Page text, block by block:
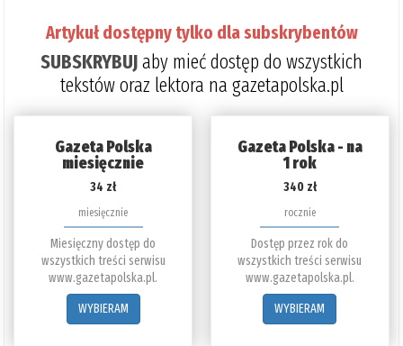
Artykuł dostępny tylko dla subskrybentów
SUBSKRYBUJaby mieć dostęp do wszystkich
tekstów oraz lektora na gazetapolska.pl
Gazeta Polska
miesięcznie
34 zł
miesięcznie
Miesięczny dostęp do
wszystkich treści serwisu
www.gazetapolska.pl.
WYBIERAM
Gazeta Polska - na
1 rok
340 zł
rocznie
Dostęp przez rok do
wszystkich treści serwisu
www.gazetapolska.pl.
WYBIERAM